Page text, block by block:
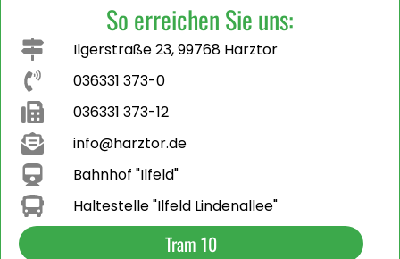
So erreichen Sie uns:
Ilgerstraße 23, 99768 Harztor
036331 373-0
036331 373-12
info@harztor.de
Bahnhof "Ilfeld"
Haltestelle "Ilfeld Lindenallee"
Tram 10